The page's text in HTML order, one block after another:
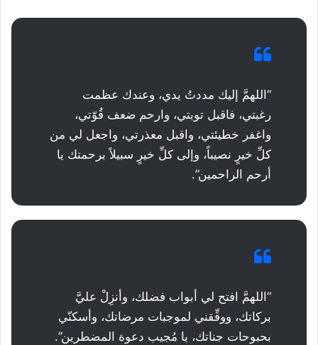
“اللهمَّ إليك مددتُ يدي، وعندك عظمت
رغبتي، فاقبل توبتي، وارحم ضعف قُوّتي،
واغفر خطيئتي، واقبل معذرتي، واجعل لي من
كلِّ خيرٍ نصيباً، وإلى كلِّ خيرٍ سبيلاً برحمتك يا
أرحم الراحمين”.
“اللهمَّ افتح لي أبواب فضلك، وأنزِلْ عليَّ
بركاتك، ووفِّقني لموجبات مرضاتك، وأسكنّي
بحبوحات جناتك، يا مُجيب دعوة المضطرين”.